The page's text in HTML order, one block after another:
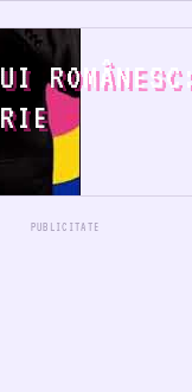
PUBLICITATE